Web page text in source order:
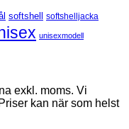
softshell softshelljacka
unisexmodell
exkl. moms. Vi
kan när som helst